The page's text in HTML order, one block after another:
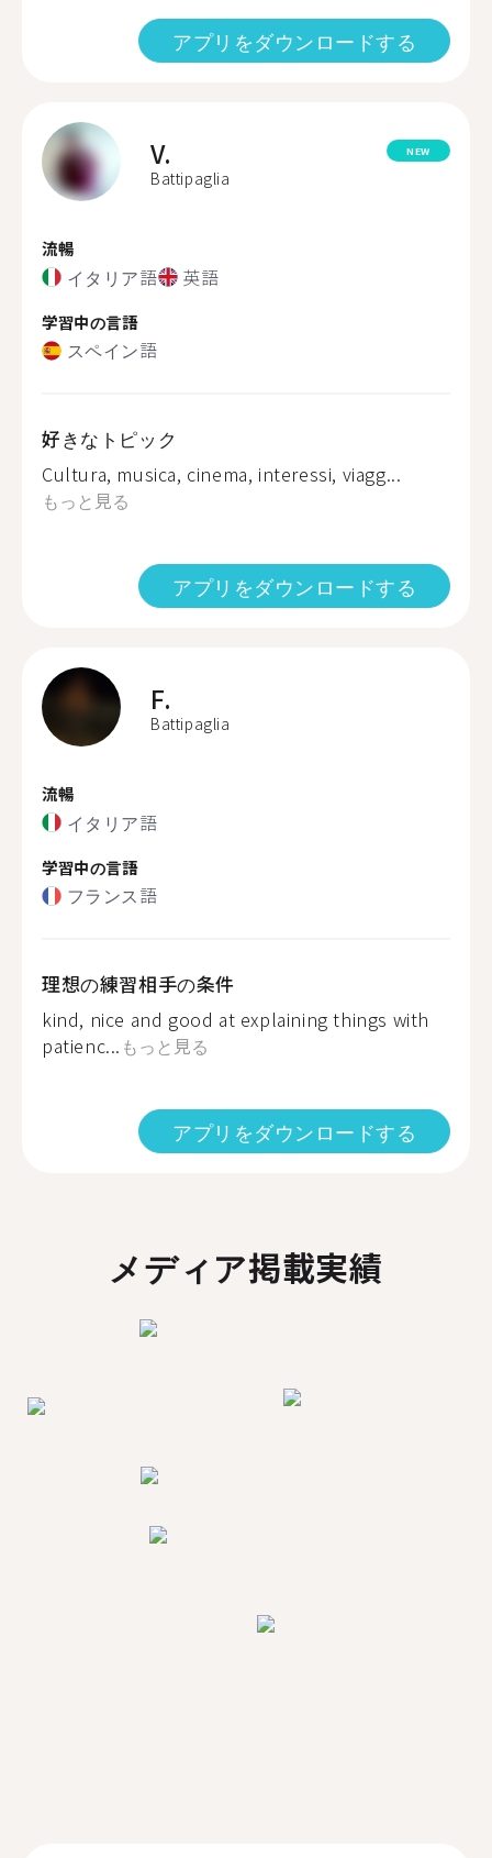
アプリをダウンロードする
V.
Battipaglia
NEW
流暢
イタリア語 英語
学習中の言語
スペイン語
好きなトピック
Cultura, musica, cinema, interessi, viagg...
もっと見る
アプリをダウンロードする
F.
Battipaglia
流暢
イタリア語
学習中の言語
フランス語
理想の練習相手の条件
kind, nice and good at explaining things with
patienc... もっと見る
アプリをダウンロードする
メディア掲載実績